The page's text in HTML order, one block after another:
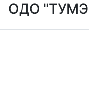
ОДО